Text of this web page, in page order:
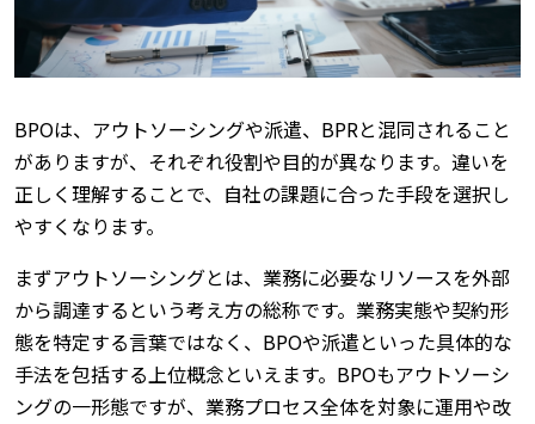
BPOは、アウトソーシングや派遣、BPRと混同されること
がありますが、それぞれ役割や目的が異なります。違いを
正しく理解することで、自社の課題に合った手段を選択し
やすくなります。
まずアウトソーシングとは、業務に必要なリソースを外部
から調達するという考え方の総称です。業務実態や契約形
態を特定する言葉ではなく、BPOや派遣といった具体的な
手法を包括する上位概念といえます。BPOもアウトソーシ
ングの一形態ですが、業務プロセス全体を対象に運用や改